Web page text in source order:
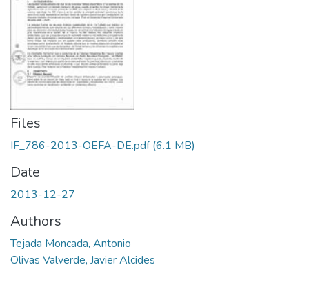
Files
IF_786-2013-OEFA-DE.pdf(6.1 MB)
Date
2013-12-27
Authors
Tejada Moncada, Antonio
Olivas Valverde, Javier Alcides